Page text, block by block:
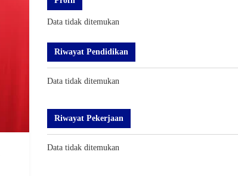
Data tidak ditemukan
Riwayat Pendidikan
Data tidak ditemukan
Riwayat Pekerjaan
Data tidak ditemukan